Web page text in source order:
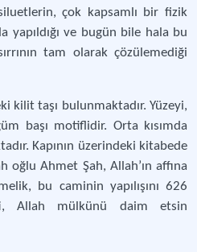
çok kapsamlı bir fizik
yapıldığı ve bugün bile hala bu
tam olarak çözülemediği
kilit taşı bulunmaktadır. Yüzeyi,
başı motiflidir. Orta kısımda
Kapının üzerindeki kitabede
oğlu Ahmet Şah, Allah’ın affına
bu caminin yapılışını 626
Allah mülkünü daim etsin